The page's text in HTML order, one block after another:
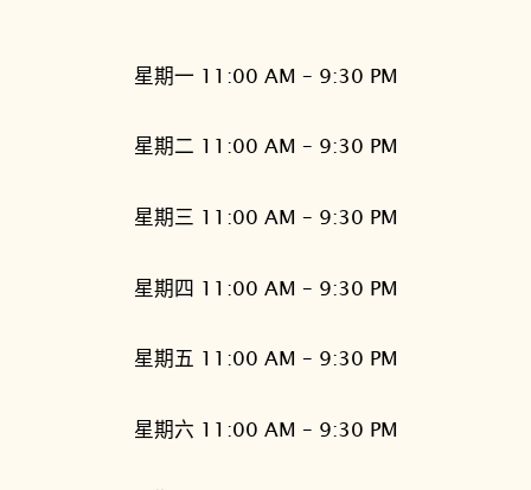
星期一 11:00 AM – 9:30 PM
星期二 11:00 AM – 9:30 PM
星期三 11:00 AM – 9:30 PM
星期四 11:00 AM – 9:30 PM
星期五 11:00 AM – 9:30 PM
星期六 11:00 AM – 9:30 PM